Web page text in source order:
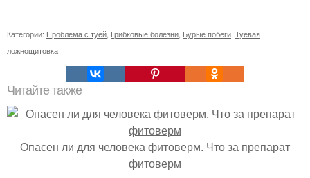
Категории: Проблема с туей Грибковые болезни Бурые побеги Туевая
ложнощитовка
Читайте также
Опасен ли для человека фитоверм. Что за препарат
фитоверм